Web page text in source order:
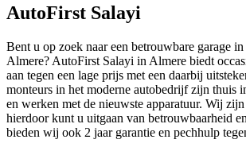
AutoFirst Salayi
Bent u op zoek naar een betrouwbare garage
Almere? AutoFirst Salayi in Almere biedt
aan tegen een lage prijs met een daarbij
monteurs in het moderne autobedrijf zijn thuis
en werken met de nieuwste apparatuur. Wij
hierdoor kunt u uitgaan van betrouwbaarheid
bieden wij ook 2 jaar garantie en pechhulp